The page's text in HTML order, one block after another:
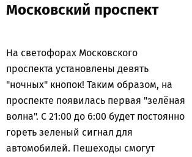
Московский проспект
На светофорах Московского
проспекта установлены девять
"ночных" кнопок! Таким образом, на
проспекте появилась первая "зелёная
волна". С 21:00 до 6:00 будет постоянно
гореть зеленый сигнал для
автомобилей. Пешеходы смогут